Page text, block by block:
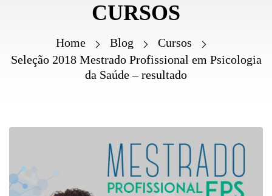
CURSOS
Home Blog
Cursos
Seleção 2018 Mestrado Profissional em Psicologia
da Saúde – resultado